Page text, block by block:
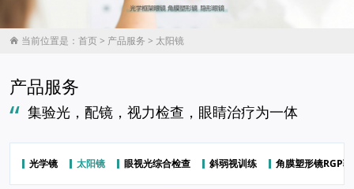
 当前位置是： 首页> 产品服务 > 太阳镜
产品服务
“ 集验光，配镜，视力检查，眼睛治疗为一体
光学镜 太阳镜 眼视光综合检查 斜弱视训练 角膜塑形镜RGP